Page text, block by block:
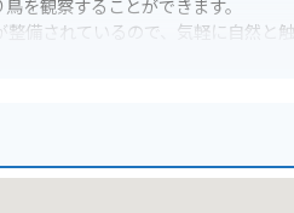
を観察することができます。
備されているので、気軽に自然と